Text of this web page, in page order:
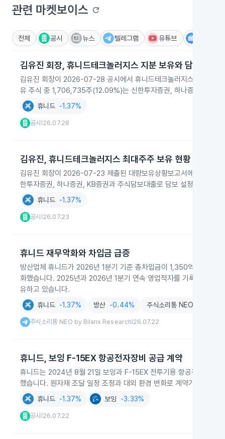
관련 마켓보이스 refresh
전체 공시 뉴스 텔레그램 유튜브
김유진 회장, 휴니드테크놀러지스 지분 보유와 담보 연장
김유진 회장이 2026-07-28 공시에서 휴니드테크놀러지스 보통주
유 주식 중 1,706,735주(12.09%)는 신한투자증권, 하나증권, KB증
휴니드 -1.37%
공시 26.07.28
김유진, 휴니드테크놀러지스 최대주주 보유 현황
김유진 회장이 2026-07-23 제출된 대량보유상황보고서에서 휴
한투자증권, 하나증권, KB증권과 주식담보대출로 담보 설정돼 있으
휴니드 -1.37%
공시 26.07.23
휴니드 재무악화와 차입금 급증
방산업체 휴니드가 2026년 1분기 기준 총차입금이 1,350억원으로
화했습니다. 2025년과 2026년 1분기 연속 영업적자를 기록했고 현
유하고 있습니다.
휴니드 -1.37% 방산 -0.44% 주식소리통 NEO by
주식소리통 NEO by Bilanx Research 26.07.22
휴니드, 보잉 F-15EX 항공전자장비 공급 계약
휴니드는 2024년 8월 21일 보잉과 F-15EX 전투기용 항공전자장
했습니다. 원자재 조달 일정 조정과 대외 환경 변화로 계약기간 종료
휴니드 -1.37% 보잉 -3.33%
공시 26.07.22